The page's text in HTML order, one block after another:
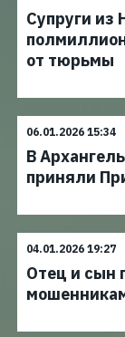
Супруги из
от тюрьмы
06.01.2026 15:34
В
приняли
04.01.2026 19:27
Отец и сын